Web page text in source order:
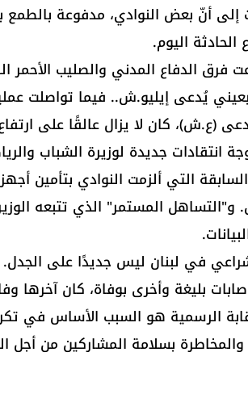
إلى أنّ بعض النوادي، مدفوعة
اليوم.
فرق الدفاع المدني والصليب الأحمر
يُدعى إيليو.ش.. فيما تواصلت
كان لا يزال عالقًا على ارتفاع نحو 4 أمتار فوق
انتقادات جديدة لوزيرة الشباب
التي ألزمت النوادي بتأمين
و"التساهل المستمر" الذي تتبعه
في لبنان ليس جديدًا على
بليغة وأخرى بوفاة، كان آخرها
الرسمية هو السبب الأساس في
والمخاطرة بسلامة المشاركين من أجل